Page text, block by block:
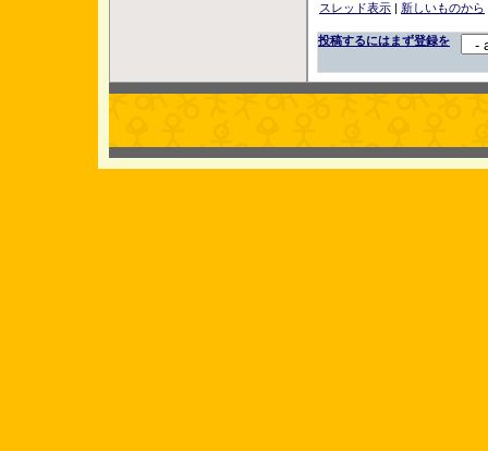
スレッド表示 | 新しいものから
投稿するにはまず登録を